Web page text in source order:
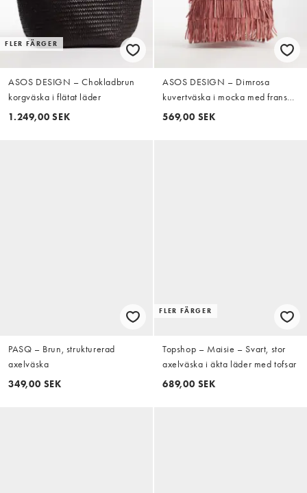
FLER FÄRGER
ASOS DESIGN – Chokladbrun
korgväska i flätat läder
1.249,00 SEK
ASOS DESIGN – Dimrosa
kuvertväska i mocka med fransar
och avtagbar axelrem
569,00 SEK
PASQ – Brun, strukturerad
axelväska
349,00 SEK
FLER FÄRGER
Topshop – Maisie – Svart, stor
axelväska i äkta läder med tofsar
689,00 SEK